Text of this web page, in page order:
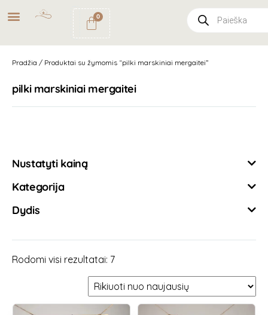
NEMOKAMAS
PRISTATYMAS
PAŠTOMATU
UŽSAKYMAMS NUO
0
Pradžia / Produktai su žymomis “pilki marskiniai mergaitei”
pilki marskiniai mergaitei
Nustatyti kainą
Kategorija
Dydis
Rodomi visi rezultatai: 7